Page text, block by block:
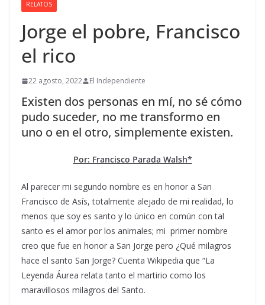
RELATOS
Jorge el pobre, Francisco
el rico
22 agosto, 2022 El Independiente
Existen dos personas en mí, no sé cómo
pudo suceder, no me transformo en
uno o en el otro, simplemente existen.
Por: Francisco Parada Walsh*
Al parecer mi segundo nombre es en honor a San
Francisco de Asís, totalmente alejado de mi realidad, lo
menos que soy es santo y lo único en común con tal
santo es el amor por los animales; mi primer nombre
creo que fue en honor a San Jorge pero ¿Qué milagros
hace el santo San Jorge? Cuenta Wikipedia que “La
Leyenda Áurea relata tanto el martirio como los
maravillosos milagros del Santo.